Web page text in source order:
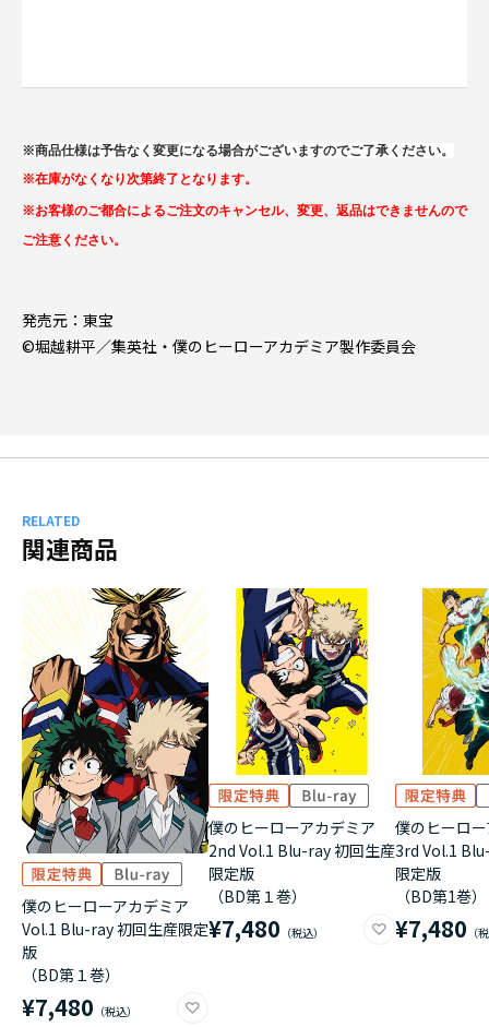
※商品仕様は予告なく変更になる場合がございますのでご了承ください。
※在庫がなくなり次第終了となります。
※お客様のご都合によるご注文のキャンセル、変更、返品はできませんので
ご注意ください。
発売元：東宝
©堀越耕平／集英社・僕のヒーローアカデミア製作委員会
RELATED
関連商品
僕のヒーローアカデミア
Vol.1 Blu-ray 初回生産限定
版
（BD第１巻）
¥7,480
僕のヒーローアカデミア
2nd Vol.1 Blu-ray 初回生産
限定版
（BD第１巻）
¥7,480
僕のヒーロ
3rd Vol.1
限定版
（BD第1巻）
¥7,480